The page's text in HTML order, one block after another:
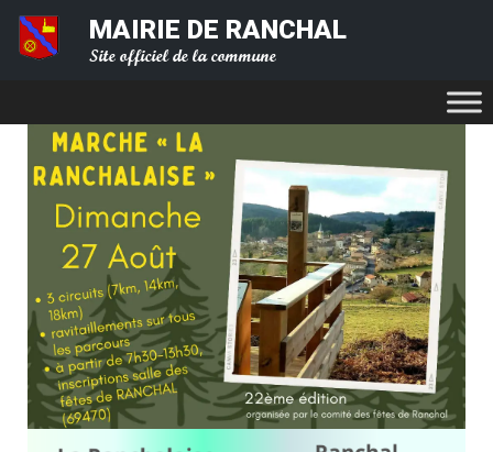
MAIRIE DE RANCHAL
Site officiel de la commune